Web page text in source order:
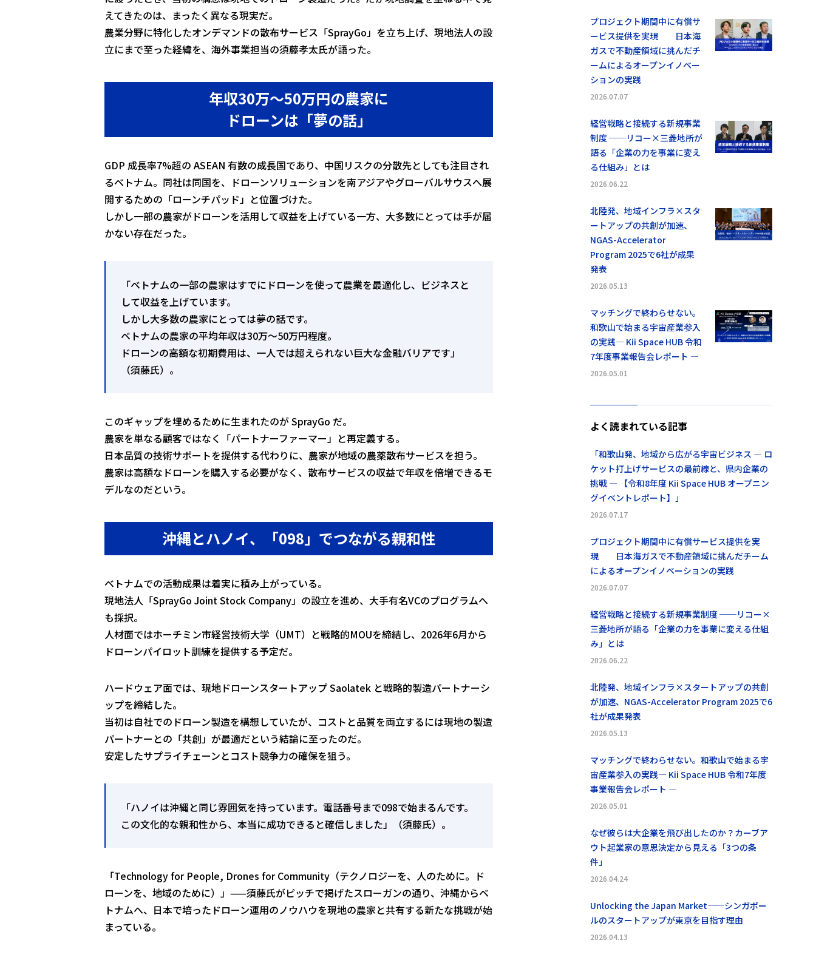
えてきたのは、まったく異なる現実だ。
農業分野に特化したオンデマンドの散布サービス「SprayGo」を立ち上げ、現地法人の設
立にまで至った経緯を、海外事業担当の須藤孝太氏が語った。
年収30万〜50万円の農家に
ドローンは「夢の話」
GDP 成長率7%超の ASEAN 有数の成長国であり、中国リスクの分散先としても注目され
るベトナム。同社は同国を、ドローンソリューションを南アジアやグローバルサウスへ展
開するための「ローンチパッド」と位置づけた。
しかし一部の農家がドローンを活用して収益を上げている一方、大多数にとっては手が届
かない存在だった。
「ベトナムの一部の農家はすでにドローンを使って農業を最適化し、ビジネスと
して収益を上げています。
しかし大多数の農家にとっては夢の話です。
ベトナムの農家の平均年収は30万〜50万円程度。
ドローンの高額な初期費用は、一人では超えられない巨大な金融バリアです」
（須藤氏）。
このギャップを埋めるために生まれたのが SprayGo だ。
農家を単なる顧客ではなく「パートナーファーマー」と再定義する。
日本品質の技術サポートを提供する代わりに、農家が地域の農薬散布サービスを担う。
農家は高額なドローンを購入する必要がなく、散布サービスの収益で年収を倍増できるモ
デルなのだという。
沖縄とハノイ、「098」でつながる親和性
ベトナムでの活動成果は着実に積み上がっている。
現地法人「SprayGo Joint Stock Company」の設立を進め、大手有名VCのプログラムへ
も採択。
人材面ではホーチミン市経営技術大学（UMT）と戦略的MOUを締結し、2026年6月から
ドローンパイロット訓練を提供する予定だ。
ハードウェア面では、現地ドローンスタートアップ Saolatek と戦略的製造パートナーシ
ップを締結した。
当初は自社でのドローン製造を構想していたが、コストと品質を両立するには現地の製造
パートナーとの「共創」が最適だという結論に至ったのだ。
安定したサプライチェーンとコスト競争力の確保を狙う。
「ハノイは沖縄と同じ雰囲気を持っています。電話番号まで098で始まるんです。
この文化的な親和性から、本当に成功できると確信しました」（須藤氏）。
「Technology for People, Drones for Community（テクノロジーを、人のために。ド
ローンを、地域のために）」——須藤氏がピッチで掲げたスローガンの通り、沖縄からベ
トナムへ、日本で培ったドローン運用のノウハウを現地の農家と共有する新たな挑戦が始
まっている。
プロジェクト期間中に有償サ
ービス提供を実現 日本海
ガスで不動産領域に挑んだチ
ームによるオープンイノベー
ションの実践
2026.07.07
経営戦略と接続する新規事業
制度 ──リコー×三菱地所が
語る「企業の力を事業に変え
る仕組み」とは
2026.06.22
北陸発、地域インフラ×スタ
ートアップの共創が加速、
NGAS-Accelerator
Program 2025で6社が成果
発表
2026.05.13
マッチングで終わらせない。
和歌山で始まる宇宙産業参入
の実践― Kii Space HUB 令和
7年度事業報告会レポート ―
2026.05.01
よく読まれている記事
「和歌山発、地域から広がる宇宙ビジネス ― ロ
ケット打上げサービスの最前線と、県内企業の
挑戦 ― 【令和8年度 Kii Space HUB オープニン
グイベントレポート】」
2026.07.17
プロジェクト期間中に有償サービス提供を実
現 日本海ガスで不動産領域に挑んだチーム
によるオープンイノベーションの実践
2026.07.07
経営戦略と接続する新規事業制度 ──リコー×
三菱地所が語る「企業の力を事業に変える仕組
み」とは
2026.06.22
北陸発、地域インフラ×スタートアップの共創
が加速、NGAS-Accelerator Program 2025で6
社が成果発表
2026.05.13
マッチングで終わらせない。和歌山で始まる宇
宙産業参入の実践― Kii Space HUB 令和7年度
事業報告会レポート ―
2026.05.01
なぜ彼らは大企業を飛び出したのか？カーブア
ウト起業家の意思決定から見える「3つの条
件」
2026.04.24
Unlocking the Japan Market——シンガポー
ルのスタートアップが東京を目指す理由
2026.04.13